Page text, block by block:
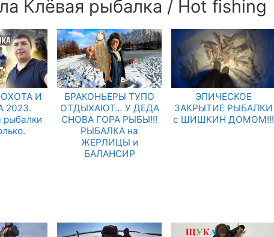
Клёвая рыбалка / Hot fishing
И
2023.
рыбалки
БРАКОНЬЕРЫ ТУПО
ОТДЫХАЮТ… У ДЕДА
СНОВА ГОРА РЫБЫ!!!
РЫБАЛКА на
ЖЕРЛИЦЫ и
БАЛАНСИР
ЭПИЧЕСКОЕ
ЗАКРЫТИЕ РЫБАЛКИ
с ШИШКИН ДОМОМ!!!